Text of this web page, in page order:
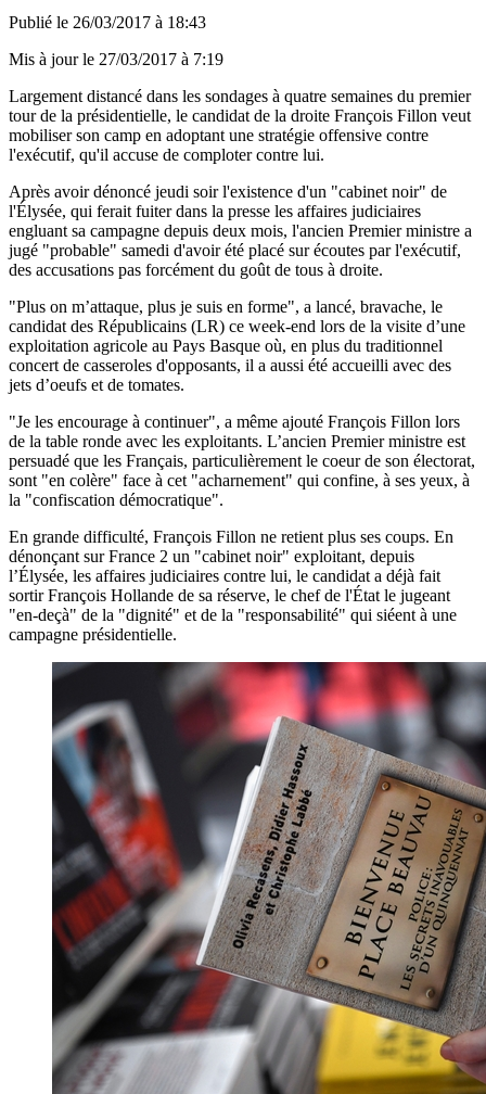
Publié le 26/03/2017 à 18:43
Mis à jour le 27/03/2017 à 7:19
Largement distancé dans les sondages à quatre semaines du premier
tour de la présidentielle, le candidat de la droite François Fillon veut
mobiliser son camp en adoptant une stratégie offensive contre
l'exécutif, qu'il accuse de comploter contre lui.
Après avoir dénoncé jeudi soir l'existence d'un "cabinet noir" de
l'Élysée, qui ferait fuiter dans la presse les affaires judiciaires
engluant sa campagne depuis deux mois, l'ancien Premier ministre a
jugé "probable" samedi d'avoir été placé sur écoutes par l'exécutif,
des accusations pas forcément du goût de tous à droite.
"Plus on m’attaque, plus je suis en forme", a lancé, bravache, le
candidat des Républicains (LR) ce week-end lors de la visite d’une
exploitation agricole au Pays Basque où, en plus du traditionnel
concert de casseroles d'opposants, il a aussi été accueilli avec des
jets d’oeufs et de tomates.
"Je les encourage à continuer", a même ajouté François Fillon lors
de la table ronde avec les exploitants. L’ancien Premier ministre est
persuadé que les Français, particulièrement le coeur de son électorat,
sont "en colère" face à cet "acharnement" qui confine, à ses yeux, à
la "confiscation démocratique".
En grande difficulté, François Fillon ne retient plus ses coups. En
dénonçant sur France 2 un "cabinet noir" exploitant, depuis
l’Élysée, les affaires judiciaires contre lui, le candidat a déjà fait
sortir François Hollande de sa réserve, le chef de l'État le jugeant
"en-deçà" de la "dignité" et de la "responsabilité" qui siéent à une
campagne présidentielle.